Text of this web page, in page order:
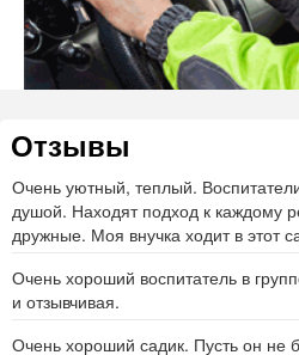
Отзывы
Очень уютный, теплый.
душой. Находят подход к каждому
дружные. Моя внучка ходит в этот
Очень хороший воспитатель в
и отзывчивая.
Очень хороший садик. Пусть он не